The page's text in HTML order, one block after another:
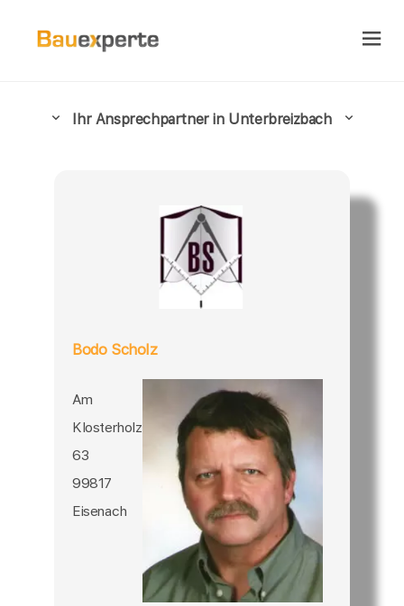
Ihr Ansprechpartner in Unterbreizbach
Bodo Scholz
Am
Klosterholz
63
99817
Eisenach